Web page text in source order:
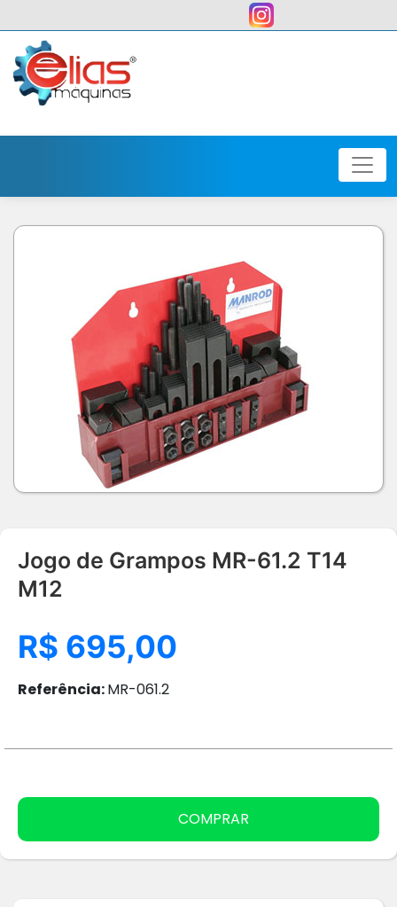
Jogo de Grampos MR-61.2 T14
M12
R$ 695,00
Referência:MR-061.2
COMPRAR